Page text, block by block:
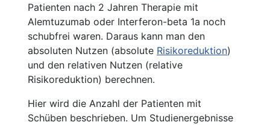
Patienten nach 2 Jahren Therapie mit
Alemtuzumab oder Interferon-beta 1a noch
schubfrei waren. Daraus kann man den
absoluten Nutzen (absolute Risikoreduktion)
und den relativen Nutzen (relative
Risikoreduktion) berechnen.
Hier wird die Anzahl der Patienten mit
Schüben beschrieben. Um Studienergebnisse